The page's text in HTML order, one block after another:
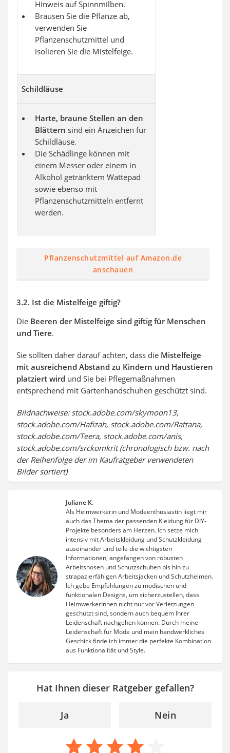
Hinweis auf Spinnmilben.
Brausen Sie die Pflanze ab,
verwenden Sie
Pflanzenschutzmittel und
isolieren Sie die Mistelfeige.
Schildläuse
Harte, braune Stellen an den
Blättern sind ein Anzeichen für
Schildläuse.
Die Schädlinge können mit
einem Messer oder einem in
Alkohol getränktem Wattepad
sowie ebenso mit
Pflanzenschutzmitteln entfernt
werden.
Pflanzenschutzmittel auf Amazon.de
anschauen
3.2. Ist die Mistelfeige giftig?
Die Beeren der Mistelfeige sind giftig für Menschen
und Tiere.
Sie sollten daher darauf achten, dass die Mistelfeige
mit ausreichend Abstand zu Kindern und Haustieren
platziert wird und Sie bei Pflegemaßnahmen
entsprechend mit Gartenhandschuhen geschützt sind.
Bildnachweise: stock.adobe.com/skymoon13,
stock.adobe.com/Hafizah, stock.adobe.com/Rattana,
stock.adobe.com/Teera, stock.adobe.com/anis,
stock.adobe.com/srckomkrit (chronologisch bzw. nach
der Reihenfolge der im Kaufratgeber verwendeten
Bilder sortiert)
Juliane K.
Als Heimwerkerin und Modeenthusiastin liegt mir
auch das Thema der passenden Kleidung für DIY-
Projekte besonders am Herzen. Ich setze mich
intensiv mit Arbeitskleidung und Schutzkleidung
auseinander und teile die wichtigsten
Informationen, angefangen von robusten
Arbeitshosen und Schutzschuhen bis hin zu
strapazierfähigen Arbeitsjacken und Schutzhelmen.
Ich gebe Empfehlungen zu modischen und
funktionalen Designs, um sicherzustellen, dass
HeimwerkerInnen nicht nur vor Verletzungen
geschützt sind, sondern auch bequem Ihrer
Leidenschaft nachgehen können. Durch meine
Leidenschaft für Mode und mein handwerkliches
Geschick finde ich immer die perfekte Kombination
aus Funktionalität und Style.
Hat Ihnen dieser Ratgeber gefallen?
Ja Nein